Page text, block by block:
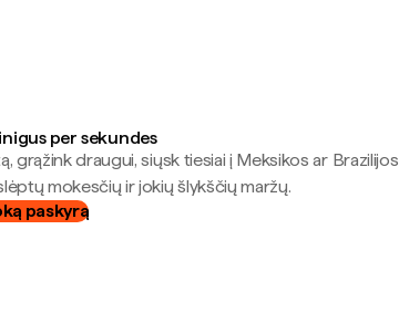
per sekundes
grąžink draugui, siųsk tiesiai į Meksikos ar Brazilijos
mokesčių ir jokių šlykščių maržų.
paskyrą